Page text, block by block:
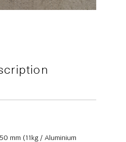
mm (11kg / Aluminium